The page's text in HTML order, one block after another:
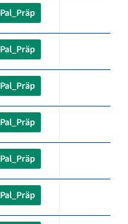
Pal_Präp
Pal_Präp
Pal_Präp
Pal_Präp
Pal_Präp
Pal_Präp